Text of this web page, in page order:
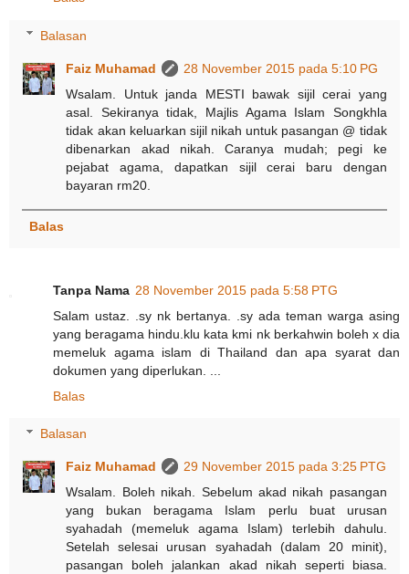
Balasan
Faiz Muhamad
28 November 2015 pada 5:10 PG
Wsalam. Untuk janda MESTI bawak sijil cerai yang
asal. Sekiranya tidak, Majlis Agama Islam Songkhla
tidak akan keluarkan sijil nikah untuk pasangan @ tidak
dibenarkan akad nikah. Caranya mudah; pegi ke
pejabat agama, dapatkan sijil cerai baru dengan
bayaran rm20.
Balas
Tanpa Nama 28 November 2015 pada 5:58 PTG
Salam ustaz. .sy nk bertanya. .sy ada teman warga asing
yang beragama hindu.klu kata kmi nk berkahwin boleh x dia
memeluk agama islam di Thailand dan apa syarat dan
dokumen yang diperlukan. ...
Balas
Balasan
Faiz Muhamad
29 November 2015 pada 3:25 PTG
Wsalam. Boleh nikah. Sebelum akad nikah pasangan
yang bukan beragama Islam perlu buat urusan
syahadah (memeluk agama Islam) terlebih dahulu.
Setelah selesai urusan syahadah (dalam 20 minit),
pasangan boleh jalankan akad nikah seperti biasa.